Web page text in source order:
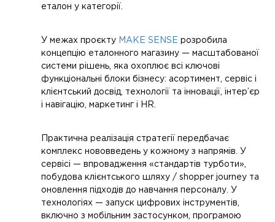
еталон у категорії.
У межах проєкту MAKE SENSE розробила
концепцію еталонного магазину — масштабованої
системи рішень, яка охоплює всі ключові
функціональні блоки бізнесу: асортимент, сервіс і
клієнтський досвід, технології та інновації, інтер’єр
і навігацію, маркетинг і HR.
Практична реалізація стратегії передбачає
комплекс нововведень у кожному з напрямів. У
сервісі — впровадження «стандартів турботи»,
побудова клієнтського шляху / shopper journey та
оновлення підходів до навчання персоналу. У
технологіях — запуск цифрових інструментів,
включно з мобільним застосунком, програмою